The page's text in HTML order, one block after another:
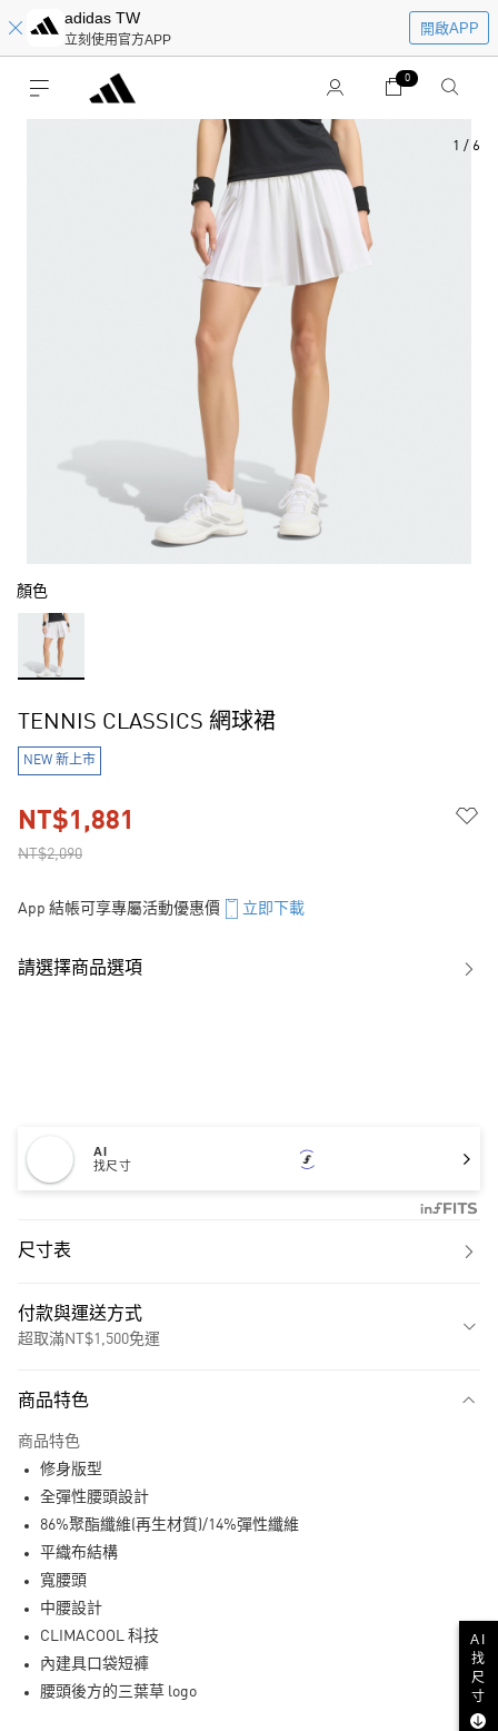
adidas TW
立刻使用官方APP
開啟APP
0
1 / 6
顏色
TENNIS CLASSICS 網球裙
NEW 新上市
NT$2,090
NT$1,881
App 結帳可享專屬活動優惠價 立即下載
請選擇商品選項
AI
找尺寸
尺寸表
付款與運送方式
超取滿NT$1,500免運
LINE Pay
全家取貨付款
每筆NT$80，滿NT$1,500(含以上)免運費
付款後全家取貨
商品特色
商品特色
修身版型
全彈性腰頭設計
86%聚酯纖維(再生材質)/14%彈性纖維
平織布結構
寬腰頭
中腰設計
CLIMACOOL 科技
內建具口袋短褲
腰頭後方的三葉草 logo
AI
找
尺
寸